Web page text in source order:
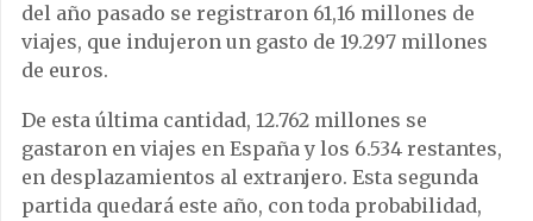
del año pasado se registraron 61,16 millones de
viajes, que indujeron un gasto de 19.297 millones
de euros.
De esta última cantidad, 12.762 millones se
gastaron en viajes en España y los 6.534 restantes,
en desplazamientos al extranjero. Esta segunda
partida quedará este año, con toda probabilidad,